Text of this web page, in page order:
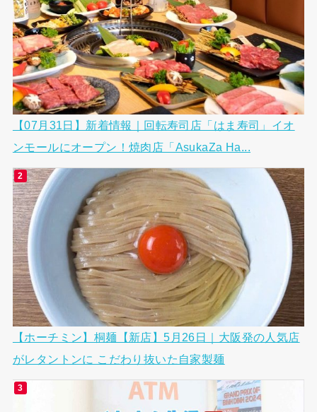
【07月31日】新着情報｜回転寿司店「はま寿司」イオ
ンモールにオープン！焼肉店「AsukaZa Ha...
【ホーチミン】桐麺【新店】5月26日｜大阪発の人気店
がレタントンに こだわり抜いた自家製麺